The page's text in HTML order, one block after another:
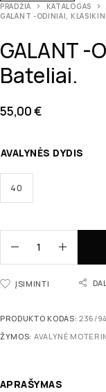
PRADŽIA KATALOGAS
GALANT -ODINIAI,
GALANT -
Bateliai.
55,00€
AVALYNĖS DYDIS
40
ĮSIMINTI
PRODUKTO KODAS: 236/
ŽYMOS: AVALYNĖ
APRAŠYMAS